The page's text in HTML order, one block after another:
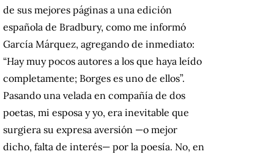
de sus mejores páginas a una edición
española de Bradbury, como me informó
García Márquez, agregando de inmediato:
“Hay muy pocos autores a los que haya leído
completamente; Borges es uno de ellos”.
Pasando una velada en compañía de dos
poetas, mi esposa y yo, era inevitable que
surgiera su expresa aversión —o mejor
dicho, falta de interés— por la poesía. No, en